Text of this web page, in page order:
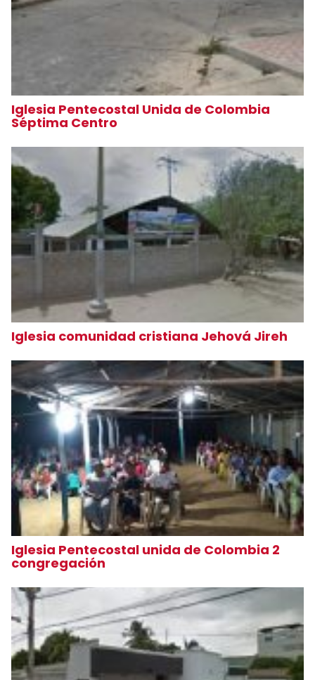
Iglesia Pentecostal Unida de Colombia
Séptima Centro
Iglesia comunidad cristiana Jehová Jireh
Iglesia Pentecostal unida de Colombia 2
congregación